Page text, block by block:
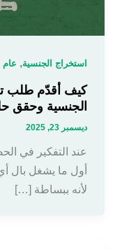
استخراج الجنسية, عام
كيف أقدّم طلب
الجنسية وحقق
ديسمبر 23, 2025
عند التفكير في
أول ما يشغل بال
لأنه ببساطة […]